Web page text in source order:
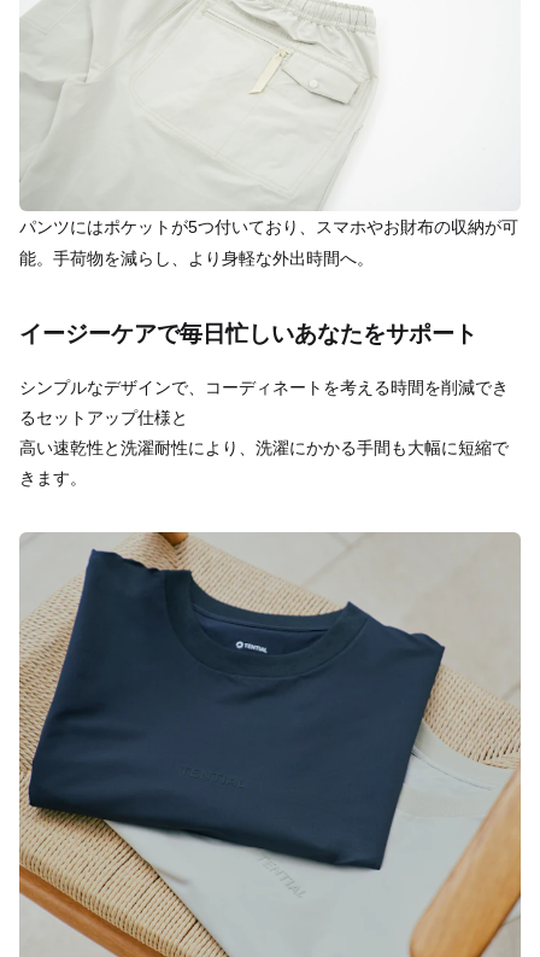
パンツにはポケットが5つ付いており、スマホやお財布の収納が可
能。手荷物を減らし、より身軽な外出時間へ。
イージーケアで毎日忙しいあなたをサポート
シンプルなデザインで、コーディネートを考える時間を削減でき
るセットアップ仕様と
高い速乾性と洗濯耐性により、洗濯にかかる手間も大幅に短縮で
きます。